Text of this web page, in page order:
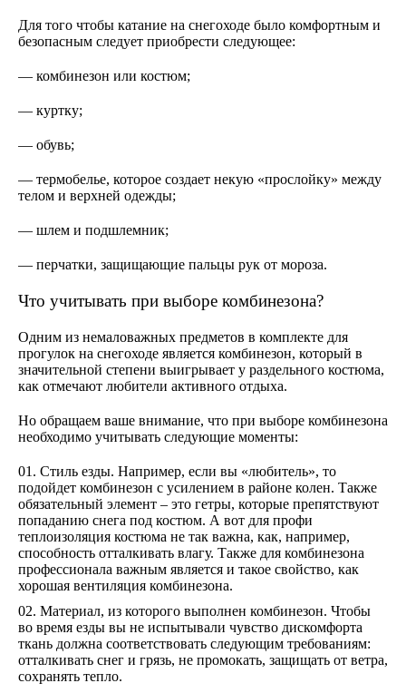
Для того чтобы катание на снегоходе было комфортным и
безопасным следует приобрести следующее:
— комбинезон или костюм;
— куртку;
— обувь;
— термобелье, которое создает некую «прослойку» между
телом и верхней одежды;
— шлем и подшлемник;
— перчатки, защищающие пальцы рук от мороза.
Что учитывать при выборе комбинезона?
Одним из немаловажных предметов в комплекте для
прогулок на снегоходе является комбинезон, который в
значительной степени выигрывает у раздельного костюма,
как отмечают любители активного отдыха.
Но обращаем ваше внимание, что при выборе комбинезона
необходимо учитывать следующие моменты:
Стиль езды. Например, если вы «любитель», то
подойдет комбинезон с усилением в районе колен. Также
обязательный элемент – это гетры, которые препятствуют
попаданию снега под костюм. А вот для профи
теплоизоляция костюма не так важна, как, например,
способность отталкивать влагу. Также для комбинезона
профессионала важным является и такое свойство, как
хорошая вентиляция комбинезона.
Материал, из которого выполнен комбинезон. Чтобы
во время езды вы не испытывали чувство дискомфорта
ткань должна соответствовать следующим требованиям:
отталкивать снег и грязь, не промокать, защищать от ветра,
сохранять тепло.